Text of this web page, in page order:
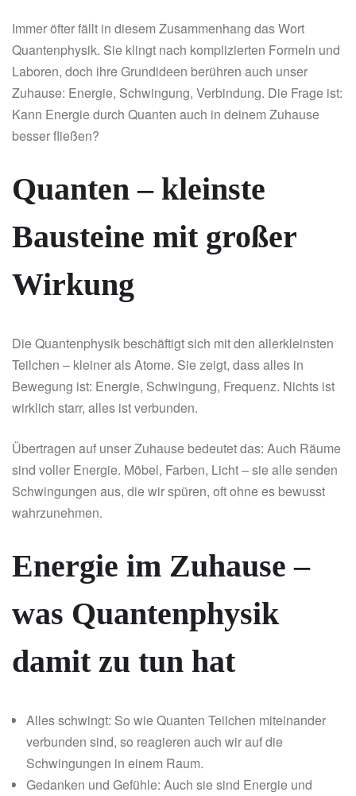
Immer öfter fällt in diesem Zusammenhang das Wort
Quantenphysik. Sie klingt nach komplizierten Formeln und
Laboren, doch ihre Grundideen berühren auch unser
Zuhause: Energie, Schwingung, Verbindung. Die Frage ist:
Kann Energie durch Quanten auch in deinem Zuhause
besser fließen?
Quanten – kleinste
Bausteine mit großer
Wirkung
Die Quantenphysik beschäftigt sich mit den allerkleinsten
Teilchen – kleiner als Atome. Sie zeigt, dass alles in
Bewegung ist: Energie, Schwingung, Frequenz. Nichts ist
wirklich starr, alles ist verbunden.
Übertragen auf unser Zuhause bedeutet das: Auch Räume
sind voller Energie. Möbel, Farben, Licht – sie alle senden
Schwingungen aus, die wir spüren, oft ohne es bewusst
wahrzunehmen.
Energie im Zuhause –
was Quantenphysik
damit zu tun hat
Alles schwingt: So wie Quanten Teilchen miteinander
verbunden sind, so reagieren auch wir auf die
Schwingungen in einem Raum.
Gedanken und Gefühle: Auch sie sind Energie und